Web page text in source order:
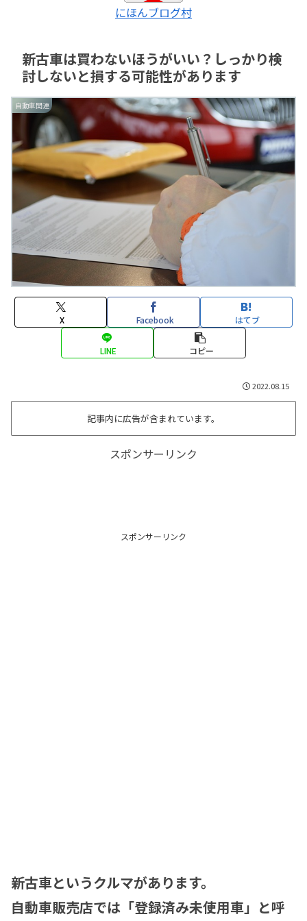
にほんブログ村
新古車は買わないほうがいい？しっかり検
討しないと損する可能性があります
自動車関連
X Facebook はてブ
LINE コピー
2022.08.15
記事内に広告が含まれています。
スポンサーリンク
スポンサーリンク
新古車というクルマがあります。
自動車販売店では「登録済み未使用車」と呼